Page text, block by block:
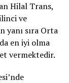
Hilal Trans,
ve
yanı sıra Orta
en iyi olma
vermektedir.